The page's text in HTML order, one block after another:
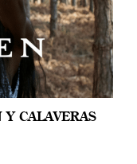
CALAVERAS